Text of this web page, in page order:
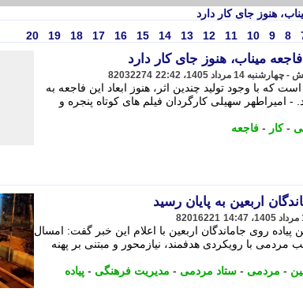
هنوز جای کار دارد
8
9
10
11
12
13
14
15
16
17
18
19
20
میناب، هنوز جای کار دارد
82032274
که با وجود تولید چندین اثر، هنوز ابعاد این فاجعه به
امیراطهر سهیلی کارگردان فیلم های کوتاه پنجره و
-کار - فاجعه
82016221
پیاده روی جاماندگان اربعین با اعلام این خبر گفت: امسال
جانمایی یک هزار و 200 موکب مردمی با رویکردی هدفمند، نیازمحور و مبتنی بر پهنه
- مردمی - ستاد مردمی - مدیریت فرهنگی - پیاده